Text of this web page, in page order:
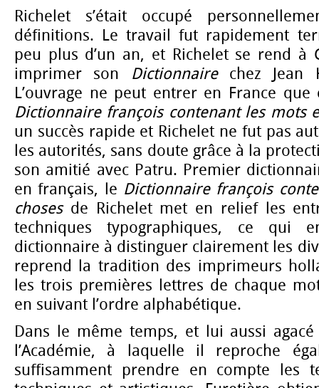
Richelet s’était occupé
définitions. Le travail fut rapidement
peu plus d’un an, et Richelet se rend à
imprimer son Dictionnairechez Jean
L’ouvrage ne peut entrer en France que
Dictionnaire françois contenant les mots
un succès rapide et Richelet ne fut pas
les autorités, sans doute grâce à la
son amitié avec Patru. Premier
en français, le Dictionnaire françois
chosesde Richelet met en relief les
techniques typographiques, ce qui
dictionnaire à distinguer clairement les
reprend la tradition des imprimeurs
les trois premières lettres de chaque
en suivant l’ordre alphabétique.
Dans le même temps, et lui aussi
l’Académie, à laquelle il reproche
suffisamment prendre en compte les